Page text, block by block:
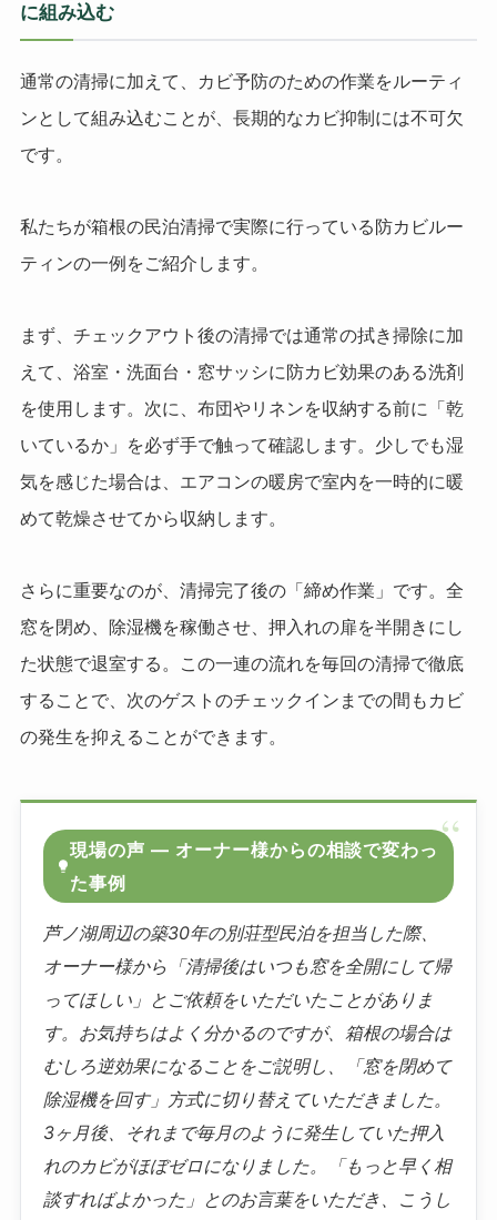
に組み込む
通常の清掃に加えて、カビ予防のための作業をルーティ
ンとして組み込むことが、長期的なカビ抑制には不可欠
です。
私たちが箱根の民泊清掃で実際に行っている防カビルー
ティンの一例をご紹介します。
まず、チェックアウト後の清掃では通常の拭き掃除に加
えて、浴室・洗面台・窓サッシに防カビ効果のある洗剤
を使用します。次に、布団やリネンを収納する前に「乾
いているか」を必ず手で触って確認します。少しでも湿
気を感じた場合は、エアコンの暖房で室内を一時的に暖
めて乾燥させてから収納します。
さらに重要なのが、清掃完了後の「締め作業」です。全
窓を閉め、除湿機を稼働させ、押入れの扉を半開きにし
た状態で退室する。この一連の流れを毎回の清掃で徹底
することで、次のゲストのチェックインまでの間もカビ
の発生を抑えることができます。
現場の声 ― オーナー様からの相談で変わっ
た事例
芦ノ湖周辺の築30年の別荘型民泊を担当した際、
オーナー様から「清掃後はいつも窓を全開にして帰
ってほしい」とご依頼をいただいたことがありま
す。お気持ちはよく分かるのですが、箱根の場合は
むしろ逆効果になることをご説明し、「窓を閉めて
除湿機を回す」方式に切り替えていただきました。
3ヶ月後、それまで毎月のように発生していた押入
れのカビがほぼゼロになりました。「もっと早く相
談すればよかった」とのお言葉をいただき、こうし